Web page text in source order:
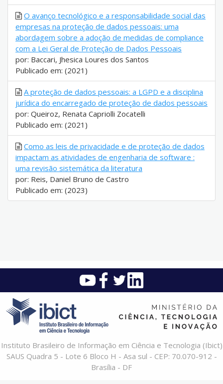
O avanço tecnológico e a responsabilidade social das
empresas na proteção de dados pessoais: uma
abordagem sobre a adoção de medidas de compliance
com a Lei Geral de Proteção de Dados Pessoais
por: Baccari, Jhesica Loures dos Santos
Publicado em: (2021)
A proteção de dados pessoais: a LGPD e a disciplina
jurídica do encarregado de proteção de dados pessoais
por: Queiroz, Renata Capriolli Zocatelli
Publicado em: (2021)
Como as leis de privacidade e de proteção de dados
impactam as atividades de engenharia de software :
uma revisão sistemática da literatura
por: Reis, Daniel Bruno de Castro
Publicado em: (2023)
Instituto Brasileiro de Informação em Ciência e Tecnologia (Ibict)
SAUS Quadra 5 - Lote 6 Bloco H - Asa sul - CEP: 70.070-912 -
Brasília - DF